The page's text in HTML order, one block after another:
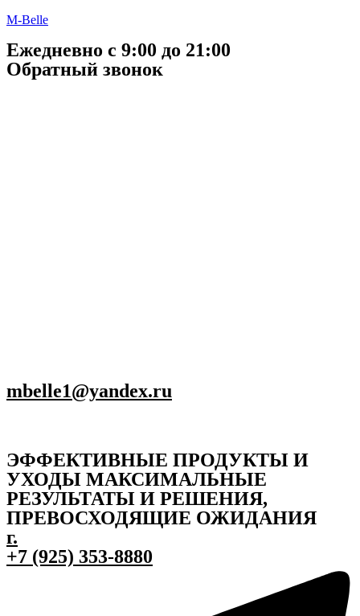
M-Belle
Ежедневно с 9:00 до 21:00
Обратный звонок
mbelle1@yandex.ru
ЭФФЕКТИВНЫЕ ПРОДУКТЫ И
УХОДЫ МАКСИМАЛЬНЫЕ
РЕЗУЛЬТАТЫ И РЕШЕНИЯ,
ПРЕВОСХОДЯЩИЕ ОЖИДАНИЯ
г.
+7 (925) 353-8880